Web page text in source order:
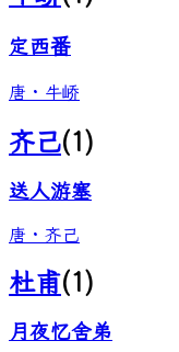
定西番
唐 · 牛峤
齐己(1)
送人游塞
唐 · 齐己
杜甫(1)
月夜忆舍弟